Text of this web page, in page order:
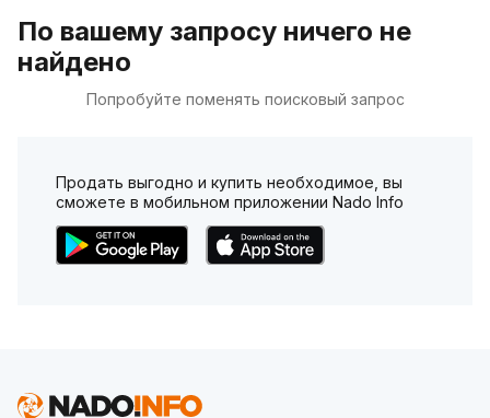
По вашему запросу ничего не
найдено
Попробуйте поменять поисковый запрос
Продать выгодно и купить необходимое, вы
сможете в мобильном приложении Nado Info